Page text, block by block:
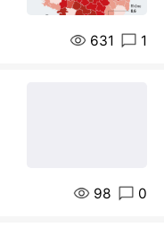
631 1
98 0